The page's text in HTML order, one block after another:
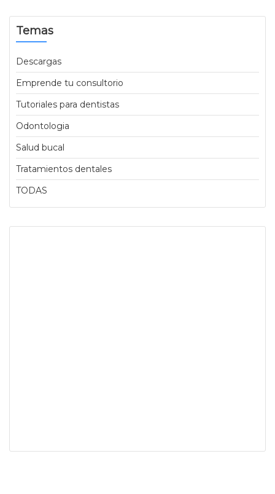
Temas
Descargas
Emprende tu consultorio
Tutoriales para dentistas
Odontologia
Salud bucal
Tratamientos dentales
TODAS